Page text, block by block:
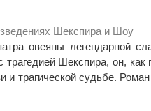
Шекспира и Шоу
овеяны легендарной
трагедией Шекспира, он, как
трагической судьбе.